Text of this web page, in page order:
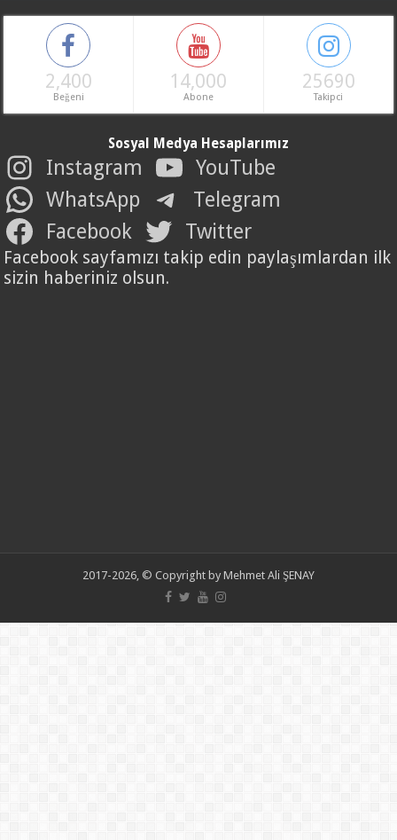
2,400
Beğeni
14,000
Abone
25690
Takipci
Sosyal Medya Hesaplarımız
Instagram
YouTube
WhatsApp
Telegram
Facebook
Twitter
Facebook sayfamızı takip edin paylaşımlardan ilk
sizin haberiniz olsun.
2017-2026, © Copyright by Mehmet Ali ŞENAY